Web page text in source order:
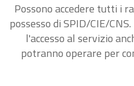
Possono accedere tutti i
possesso di SPID/CIE/
l'accesso al servizio
potranno operare per